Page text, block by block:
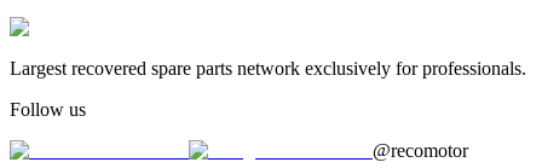
Largest recovered spare parts network exclusively for professionals.
Follow us
@recomotor